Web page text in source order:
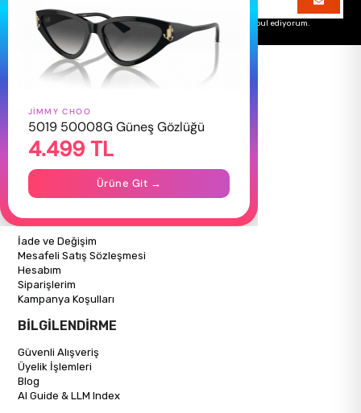
Üyelik koşullarınıvekişisel verilerimin korunmasını kabul ediyorum.
HAKKIMIZDA
Hakkımızda
Gizlilik Politikası
İletişim
Mağazalarımız
ALIŞVERİŞ BİLGİLERİ
İade ve Değişim
Mesafeli Satış Sözleşmesi
Hesabım
Siparişlerim
Kampanya Koşulları
BİLGİLENDİRME
Güvenli Alışveriş
Üyelik İşlemleri
Blog
AI Guide & LLM Index
JIMMY CHOO
5019 50008G Güneş Gözlüğü
4.499 TL
Ürüne Git →